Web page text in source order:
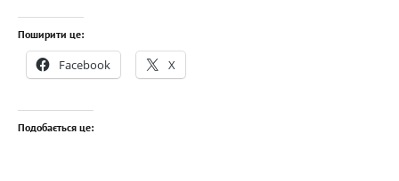
Поширити це:
Facebook X
Подобається це: